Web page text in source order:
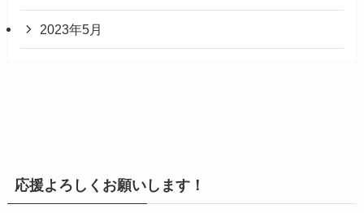
2023年5月
応援よろしくお願いします！